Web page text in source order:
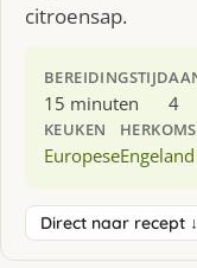
citroensap.
BEREIDINGSTIJD
15 minuten 4
KEUKEN
EuropeseEngeland
Direct naar recept ↓